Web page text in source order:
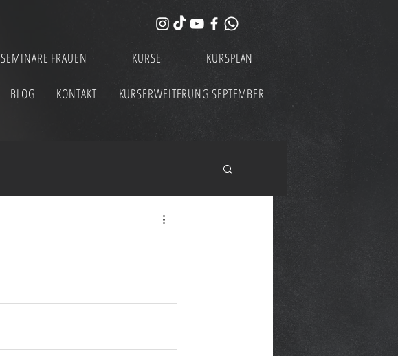
SEMINARE FRAUEN KURSE KURSPLAN
BLOG KONTAKT KURSERWEITERUNG SEPTEMBER